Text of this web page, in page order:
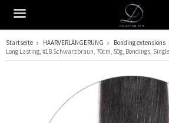
Das Produkt wurde in Ihren
Startseite HAARVERLÄNGERUNG Bonding extensions
Long Lasting, #1B Schwarzbraun, 70cm, 50g, Bondings,